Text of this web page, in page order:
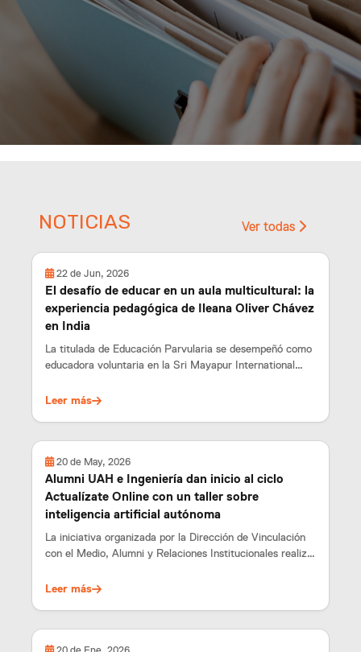
NOTICIAS Ver todas
22 de Jun, 2026
El desafío de educar en un aula multicultural: la
experiencia pedagógica de Ileana Oliver Chávez
en India
La titulada de Educación Parvularia se desempeñó como
educadora voluntaria en la Sri Mayapur International
Leer más
20 de May, 2026
Alumni UAH e Ingeniería dan inicio al ciclo
Actualízate Online con un taller sobre
inteligencia artificial autónoma
La iniciativa organizada por la Dirección de Vinculación
con el Medio, Alumni y Relaciones Institucionales realizó
Facultad de Ingeniería.
Leer más